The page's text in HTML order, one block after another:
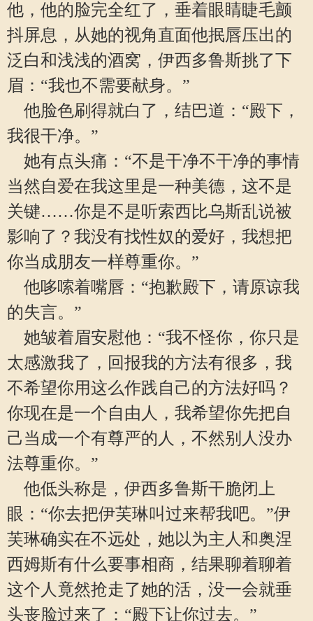
他，他的脸完全红了，垂着眼睛睫毛颤
抖屏息，从她的视角直面他抿唇压出的
泛白和浅浅的酒窝，伊西多鲁斯挑了下
眉：“我也不需要献身。”
他脸色刷得就白了，结巴道：“殿下，
我很干净。”
她有点头痛：“不是干净不干净的事情
当然自爱在我这里是一种美德，这不是
关键……你是不是听索西比乌斯乱说被
影响了？我没有找性奴的爱好，我想把
你当成朋友一样尊重你。”
他哆嗦着嘴唇：“抱歉殿下，请原谅我
的失言。”
她皱着眉安慰他：“我不怪你，你只是
太感激我了，回报我的方法有很多，我
不希望你用这么作践自己的方法好吗？
你现在是一个自由人，我希望你先把自
己当成一个有尊严的人，不然别人没办
法尊重你。”
他低头称是，伊西多鲁斯干脆闭上
眼：“你去把伊芙琳叫过来帮我吧。”伊
芙琳确实在不远处，她以为主人和奥涅
西姆斯有什么要事相商，结果聊着聊着
这个人竟然抢走了她的活，没一会就垂
头丧脸过来了：“殿下让你过去。”